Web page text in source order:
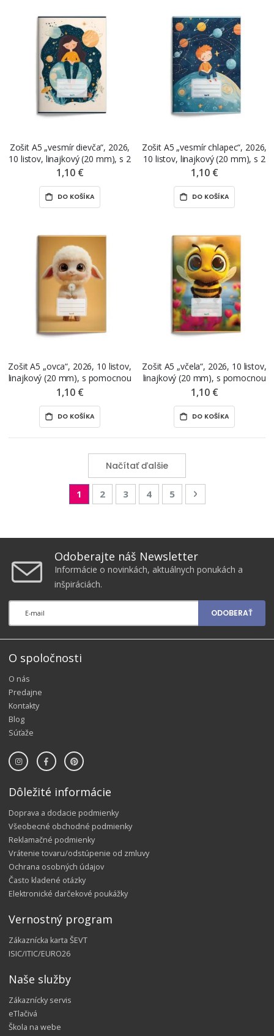
Zošit A5 „vesmír dievča“, 2026,
10 listov, linajkový (20 mm), s 2
pomocnými linajkami, 511
1,10 €
DO KOŠÍKA
Zošit A5 „vesmír chlapec“, 2026,
10 listov, linajkový (20 mm), s 2
pomocnými linajkami, 511
1,10 €
DO KOŠÍKA
Zošit A5 „ovca“, 2026, 10 listov,
linajkový (20 mm), s pomocnou
linkou, 511
1,10 €
DO KOŠÍKA
Zošit A5 „včela“, 2026, 10 listov,
linajkový (20 mm), s pomocnou
linkou, 511
1,10 €
DO KOŠÍKA
Načítať ďalšie
PageYou're currently reading page
1 Page
2 Page
3 Page
4 Page
5 Page
Nasledujúca
Odoberajte náš Newsletter
Informácie o novinkách, aktuálnych ponukách a
inšpiráciách.
ODOBERAŤ
O spoločnosti
O nás
Predajne
Kontakty
Blog
Súťaže
Dôležité informácie
Doprava a dodacie podmienky
Všeobecné obchodné podmienky
Reklamačné podmienky
Vrátenie tovaru/odstúpenie od zmluvy
Ochrana osobných údajov
Často kladené otázky
Elektronické darčekové poukážky
Vernostný program
Zákaznícka karta ŠEVT
ISIC/ITIC/EURO26
Naše služby
Zákaznícky servis
eTlačivá
Škola na webe